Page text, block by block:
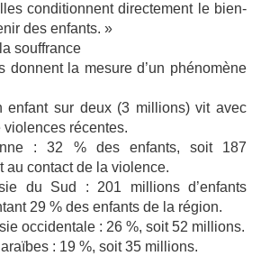
conditionnent directement le bien-
des enfants. »
souffrance
donnent la mesure d’un phénomène
enfant sur deux (3 millions) vit avec
récentes.
: 32 % des enfants, soit 187
au contact de la violence.
du Sud : 201 millions d’enfants
29 % des enfants de la région.
occidentale : 26 %, soit 52 millions.
: 19 %, soit 35 millions.